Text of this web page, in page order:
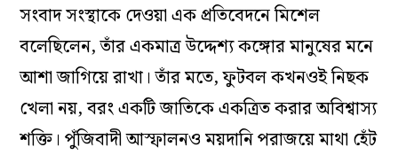
সংবাদ সংস্থাকে দেওয়া এক প্রতিবেদনে মিশেল
বলেছিলেন, তাঁর একমাত্র উদ্দেশ্য কঙ্গোর মানুষের মনে
আশা জাগিয়ে রাখা। তাঁর মতে, ফুটবল কখনওই নিছক
খেলা নয়, বরং একটি জাতিকে একত্রিত করার অবিশ্বাস্য
শক্তি। পুঁজিবাদী আস্ফালনও ময়দানি পরাজয়ে মাথা হেঁট